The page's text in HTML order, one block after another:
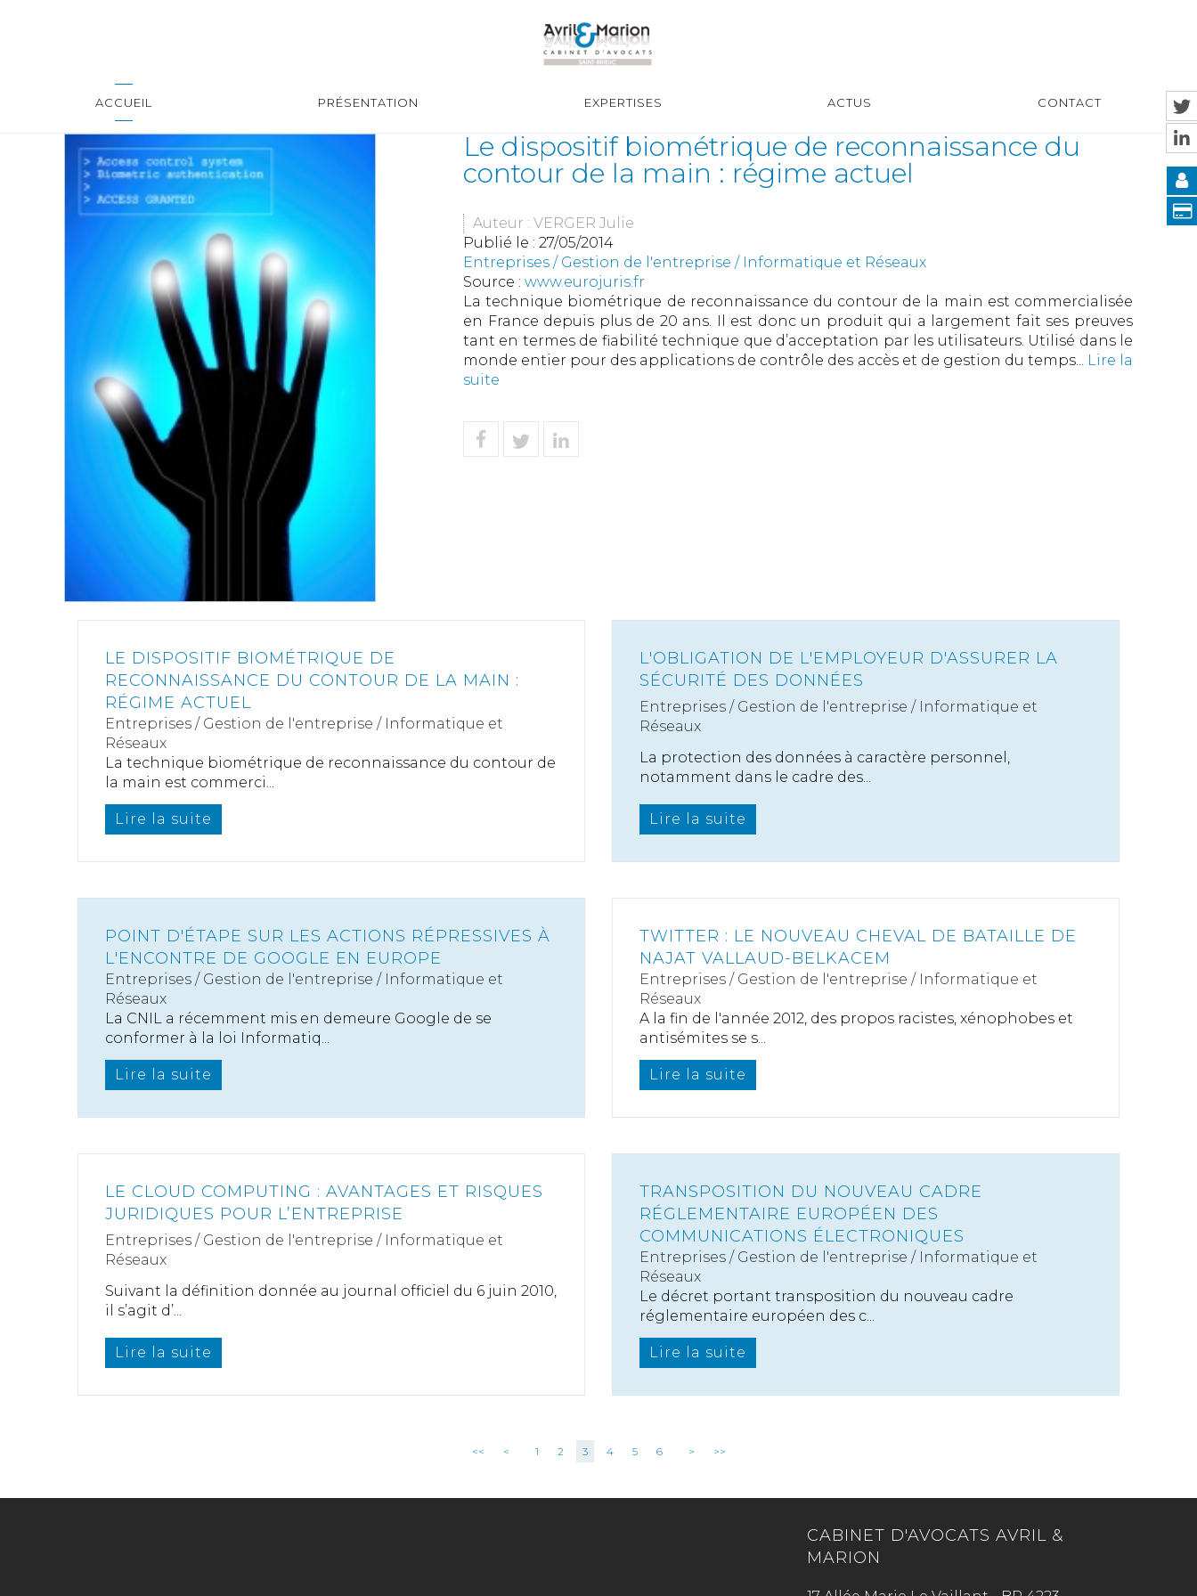
ACCUEIL PRÉSENTATION EXPERTISES ACTUS CONTACT
Le dispositif biométrique de reconnaissance du
contour de la main : régime actuel
Auteur : VERGER Julie
Publié le : 27/05/2014
Entreprises / Gestion de l'entreprise / Informatique et Réseaux
Source : www.eurojuris.fr
La technique biométrique de reconnaissance du contour de la main est commercialisée
en France depuis plus de 20 ans. Il est donc un produit qui a largement fait ses preuves
tant en termes de fiabilité technique que d’acceptation par les utilisateurs. Utilisé dans le
monde entier pour des applications de contrôle des accès et de gestion du temps... Lire la
suite
LE DISPOSITIF BIOMÉTRIQUE DE
RECONNAISSANCE DU CONTOUR DE LA MAIN :
RÉGIME ACTUEL
Entreprises / Gestion de l'entreprise / Informatique et
Réseaux
La technique biométrique de reconnaissance du contour de
la main est commerci...
Lire la suite
L'OBLIGATION DE L'EMPLOYEUR D'ASSURER LA
SÉCURITÉ DES DONNÉES
Entreprises / Gestion de l'entreprise / Informatique et
Réseaux
La protection des données à caractère personnel,
notamment dans le cadre des...
Lire la suite
POINT D'ÉTAPE SUR LES ACTIONS RÉPRESSIVES À
L'ENCONTRE DE GOOGLE EN EUROPE
Entreprises / Gestion de l'entreprise / Informatique et
Réseaux
La CNIL a récemment mis en demeure Google de se
conformer à la loi Informatiq...
Lire la suite
TWITTER : LE NOUVEAU CHEVAL DE BATAILLE DE
NAJAT VALLAUD-BELKACEM
Entreprises / Gestion de l'entreprise / Informatique et
Réseaux
A la fin de l'année 2012, des propos racistes, xénophobes et
antisémites se s...
Lire la suite
LE CLOUD COMPUTING : AVANTAGES ET RISQUES
JURIDIQUES POUR L’ENTREPRISE
Entreprises / Gestion de l'entreprise / Informatique et
Réseaux
Suivant la définition donnée au journal officiel du 6 juin 2010,
il s’agit d’...
Lire la suite
TRANSPOSITION DU NOUVEAU CADRE
RÉGLEMENTAIRE EUROPÉEN DES
COMMUNICATIONS ÉLECTRONIQUES
Entreprises / Gestion de l'entreprise / Informatique et
Réseaux
Le décret portant transposition du nouveau cadre
réglementaire européen des c...
Lire la suite
<< < 1 2 3 4 5 6 > >>
CABINET D'AVOCATS AVRIL &
MARION